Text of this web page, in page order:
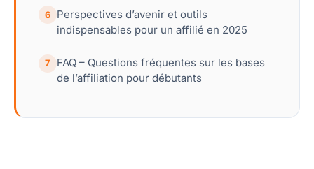
6
Perspectives d’avenir et outils
indispensables pour un affilié en 2025
7
FAQ – Questions fréquentes sur les bases
de l’affiliation pour débutants